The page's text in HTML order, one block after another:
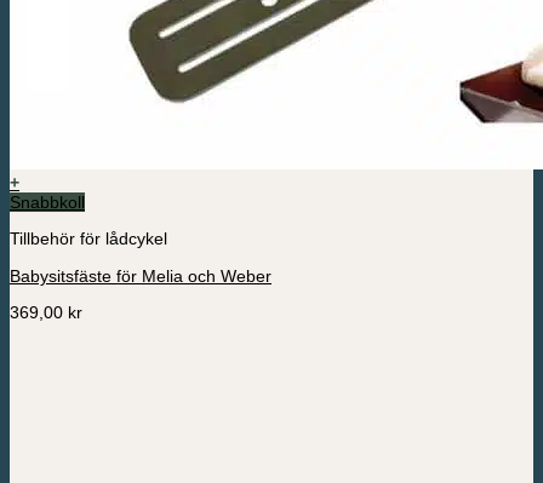
+
Snabbkoll
Tillbehör för lådcykel
Babysitsfäste för Melia och Weber
369,00 kr